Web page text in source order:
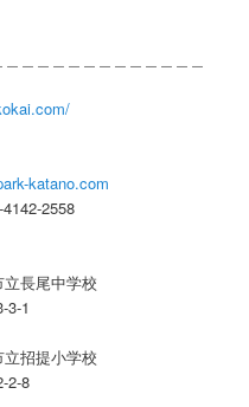
katano.com
2558
長尾中学校
3-1
招提小学校
2-8